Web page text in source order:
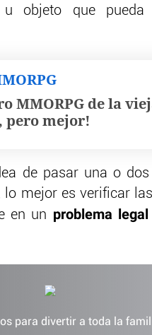
u objeto que pueda
MMORPG de la
pero mejor!
de pasar una o
mejor es verificar
en un problema
para divertir a toda la